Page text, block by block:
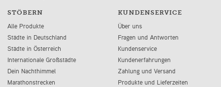
STÖBERN
Alle Produkte
Städte in Deutschland
Städte in Österreich
Internationale Großstädte
Dein Nachthimmel
Marathonstrecken
KUNDENSERVICE
Über uns
Fragen und Antworten
Kundenservice
Kundenerfahrungen
Zahlung und Versand
Produkte und Lieferzeiten